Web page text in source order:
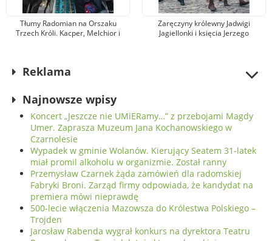
Tłumy Radomian na Orszaku
Trzech Króli. Kacper, Melchior i
Zaręczyny królewny Jadwigi
Jagiellonki i księcia Jerzego
Reklama
Najnowsze wpisy
Koncert „Jeszcze nie UMiERamy…” z przebojami Magdy
Umer. Zaprasza Muzeum Jana Kochanowskiego w
Czarnolesie
Wypadek w gminie Wolanów. Kierujący Seatem 31-latek
miał promil alkoholu w organizmie. Został ranny
Przemysław Czarnek żąda zamówień dla radomskiej
Fabryki Broni. Zarząd firmy odpowiada, że kandydat na
premiera mówi nieprawdę
500-lecie włączenia Mazowsza do Królestwa Polskiego –
Trojden
Jarosław Rabenda wygrał konkurs na dyrektora Teatru